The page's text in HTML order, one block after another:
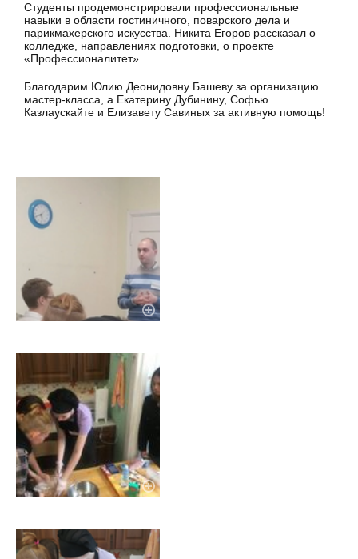
Студенты продемонстрировали профессиональные
навыки в области гостиничного, поварского дела и
парикмахерского искусства. Никита Егоров рассказал о
колледже, направлениях подготовки, о проекте
«Профессионалитет».
Благодарим Юлию Деонидовну Башеву за организацию
мастер-класса, а Екатерину Дубинину, Софью
Казлаускайте и Елизавету Савиных за активную помощь!